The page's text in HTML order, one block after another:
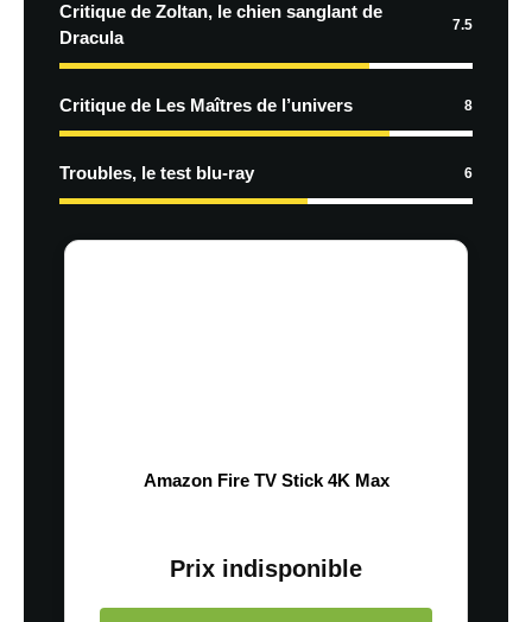
Critique de Zoltan, le chien sanglant de
Dracula
7.5
Critique de Les Maîtres de l’univers 8
Troubles, le test blu-ray 6
Amazon Fire TV Stick 4K Max
Prix indisponible